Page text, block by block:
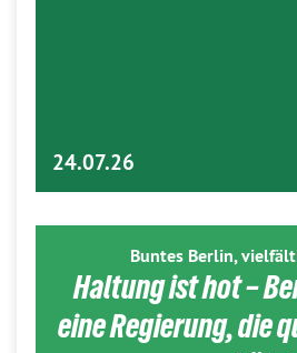
24.07.26
Buntes Berlin,
Haltung ist hot –
eine Regierung, die